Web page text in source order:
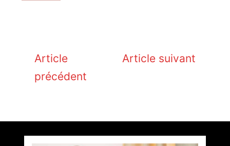
Article
précédent
Article suivant